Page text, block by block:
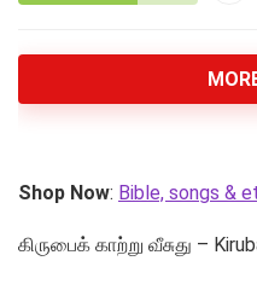
Shop Now: Bible, songs &
கிருபைக் காற்று வீசுது –